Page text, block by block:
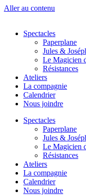
Aller au contenu
Spectacles
Paperplane
Jules &
Le Magicien
Résistances
Ateliers
La compagnie
Calendrier
Nous joindre
Spectacles
Paperplane
Jules &
Le Magicien
Résistances
Ateliers
La compagnie
Calendrier
Nous joindre